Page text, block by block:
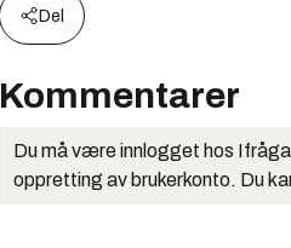
Del
Kommentarer
Du må være innlogget hos
oppretting av brukerkonto. Du